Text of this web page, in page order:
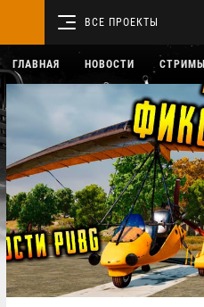
ВСЕ ПРОЕКТЫ
ГЛАВНАЯ НОВОСТИ СТРИМЫ